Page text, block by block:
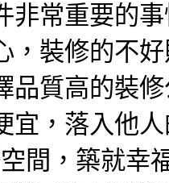
非常重要的
，裝修的不
品質高的裝
宜，落入他
間，築就幸